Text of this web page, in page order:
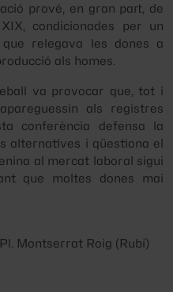
prové, en gran part, de
condicionades per un
relegava les dones a
als homes.
va provocar que, tot i
als registres
conferència defensa la
alternatives i qüestiona el
al mercat laboral sigui
que moltes dones mai
Montserrat Roig (Rubí)